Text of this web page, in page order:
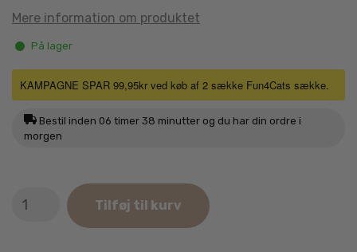
Mere information om produktet
På lager
KAMPAGNE SPAR 99,95kr ved køb af 2 sække Fun4Cats sække.
Bestil inden 06 timer 38 minutter og du har din ordre i
morgen
Kattefoder
Tilføj til kurv